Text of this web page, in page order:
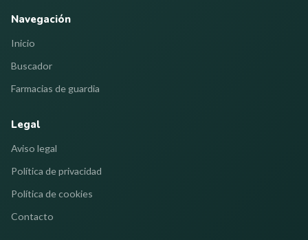
Navegación
Inicio
Buscador
Farmacias de guardia
Legal
Aviso legal
Política de privacidad
Política de cookies
Contacto